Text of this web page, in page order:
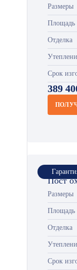
Размеры
Площадь
Отделка
Срок
389
Пост
Размеры
Площадь
Отделка
Срок